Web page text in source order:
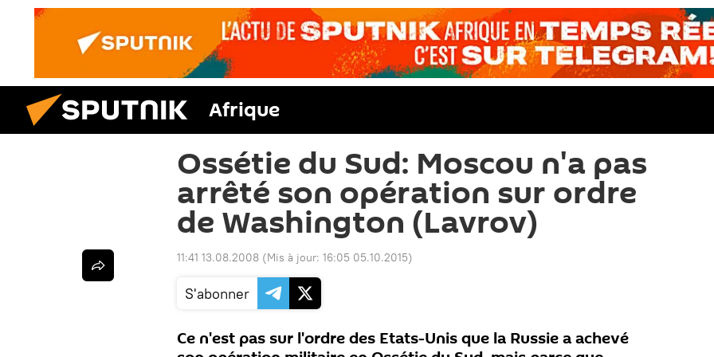
Afrique
Ossétie du Sud: Moscou n'a pas
arrêté son opération sur ordre
de Washington (Lavrov)
11:41 13.08.2008 (Mis à jour: 16:05 05.10.2015)
S'abonner
Ce n'est pas sur l'ordre des Etats-Unis que la Russie a achevé